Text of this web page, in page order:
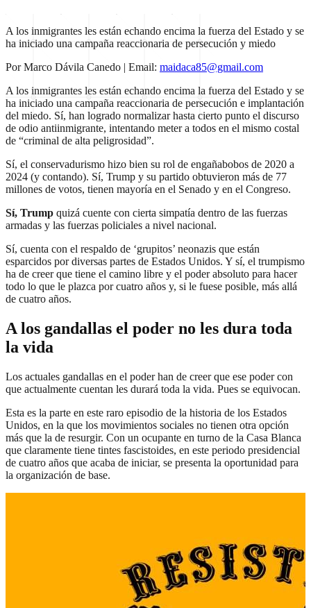
A los inmigrantes les están echando encima la fuerza del Estado y se
ha iniciado una campaña reaccionaria de persecución y miedo
Por Marco Dávila Canedo | Email: maidaca85@gmail.com
A los inmigrantes les están echando encima la fuerza del Estado y se
ha iniciado una campaña reaccionaria de persecución e implantación
del miedo. Sí, han logrado normalizar hasta cierto punto el discurso
de odio antiinmigrante, intentando meter a todos en el mismo costal
de “criminal de alta peligrosidad”.
Sí, el conservadurismo hizo bien su rol de engañabobos de 2020 a
2024 (y contando). Sí, Trump y su partido obtuvieron más de 77
millones de votos, tienen mayoría en el Senado y en el Congreso.
Sí, Trump quizá cuente con cierta simpatía dentro de las fuerzas
armadas y las fuerzas policiales a nivel nacional.
Sí, cuenta con el respaldo de ‘grupitos’ neonazis que están
esparcidos por diversas partes de Estados Unidos. Y sí, el trumpismo
ha de creer que tiene el camino libre y el poder absoluto para hacer
todo lo que le plazca por cuatro años y, si le fuese posible, más allá
de cuatro años.
A los gandallas el poder no les dura toda
la vida
Los actuales gandallas en el poder han de creer que ese poder con
que actualmente cuentan les durará toda la vida. Pues se equivocan.
Esta es la parte en este raro episodio de la historia de los Estados
Unidos, en la que los movimientos sociales no tienen otra opción
más que la de resurgir. Con un ocupante en turno de la Casa Blanca
que claramente tiene tintes fascistoides, en este periodo presidencial
de cuatro años que acaba de iniciar, se presenta la oportunidad para
la organización de base.